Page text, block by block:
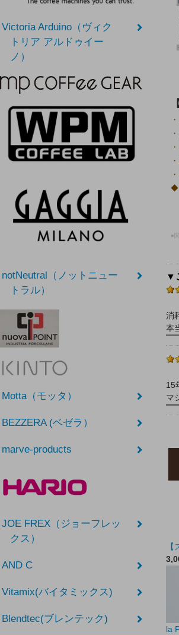
Victoria Arduino（ヴィク
トリア アルドゥイー
ノ）
notNeutral（ノットニュー
トラル）
Motta（モッタ）
BEZZERA (ベゼラ）
marve-products
JOE FREX（ジョーフレッ
クス）
AND C
Vitamix(バイタミックス)
Blendtec(ブレンテック)
◆
●
▼
消
本
15
マ
la